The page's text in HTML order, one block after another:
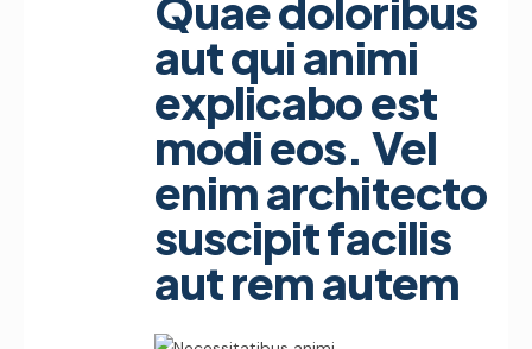
Quae doloribus
aut qui animi
explicabo est
modi eos. Vel
enim architecto
suscipit facilis
aut rem autem